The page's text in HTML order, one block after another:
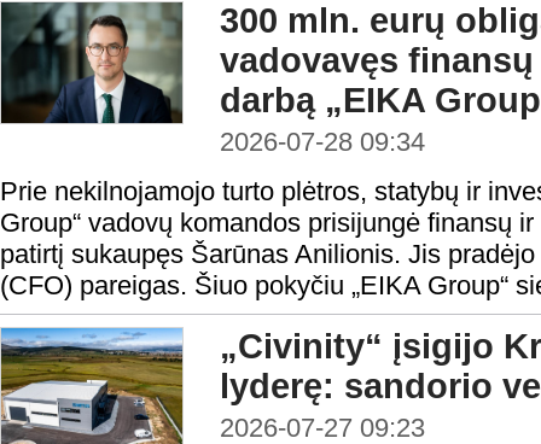
300 mln. eurų
vadovavęs
darbą „EIKA
2026-07-28 09:34
Prie nekilnojamojo turto plėtros, statybų ir
Group“ vadovų komandos prisijungė finansų
patirtį sukaupęs Šarūnas Anilionis. Jis
(CFO) pareigas. Šiuo pokyčiu „EIKA Group“
„Civinity“ įsigijo
lyderę: sandorio
2026-07-27 09:23